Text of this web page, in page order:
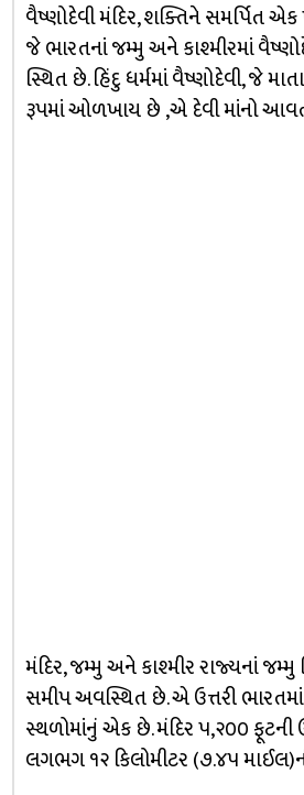
વૈષ્ણોદેવી મંદિર, શક્તિને સમર્પિત એક
જે ભારતનાં જમ્મુ અને કાશ્મીરમાં
સ્થિત છે. હિંદુ ધર્મમાં વૈષ્ણોદેવી, જે
રૂપમાં ઓળખાય છે ,એ દેવી માંનો
મંદિર, જમ્મુ અને કાશ્મીર રાજ્યનાં જમ્મુ
સમીપ અવસ્થિત છે. એ ઉત્તરી
સ્થળોમાંનું એક છે. મંદિર ૫,૨૦૦
લગભગ ૧૨ કિલોમીટર (૭.૪૫